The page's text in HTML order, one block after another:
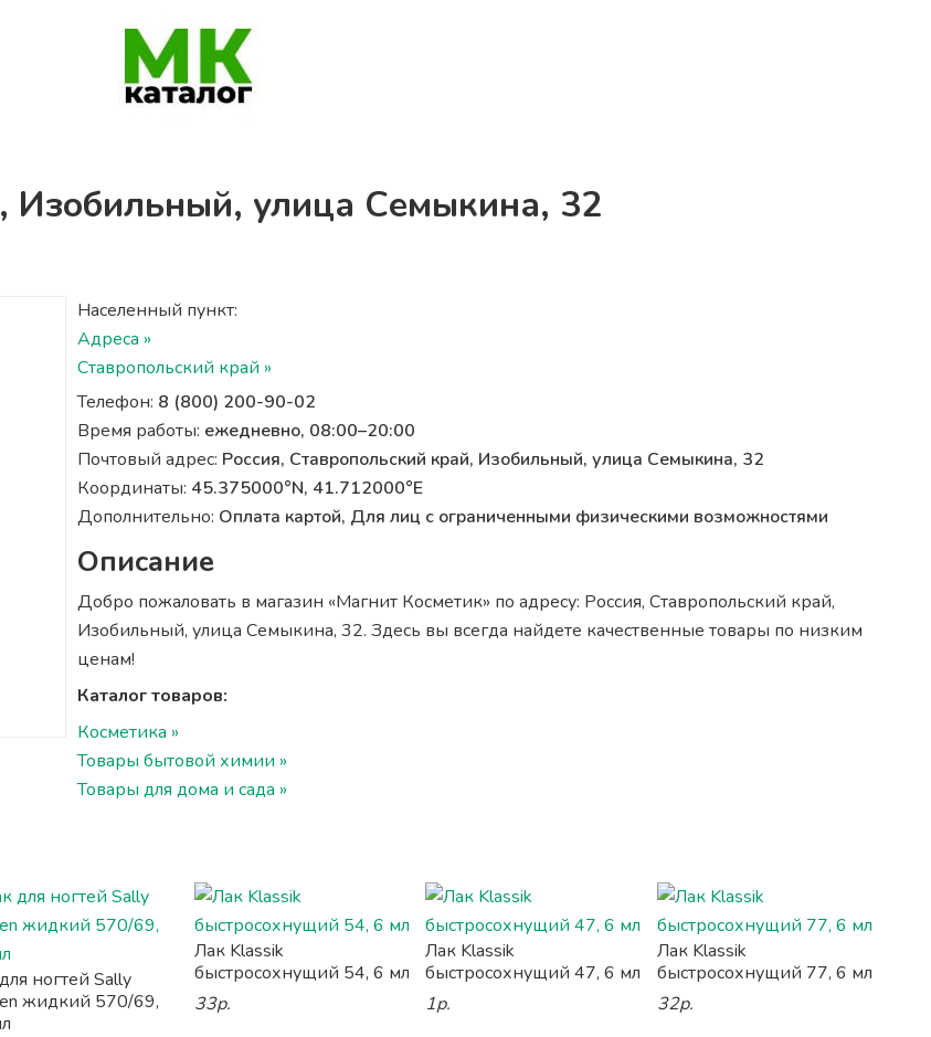
Изобильный, улица Семыкина, 32
Населенный пункт:
Адреса »
Ставропольский край »
Телефон: 8 (800) 200-90-02
Время работы: ежедневно, 08:00–20:00
Почтовый адрес: Россия, Ставропольский край, Изобильный, улица Семыкина, 32
Координаты: 45.375000°N, 41.712000°E
Дополнительно: Оплата картой, Для лиц с ограниченными физическими возможностями
Описание
Добро пожаловать в магазин «Магнит Косметик» по адресу: Россия, Ставропольский край,
Изобильный, улица Семыкина, 32. Здесь вы всегда найдете качественные товары по низким
ценам!
Каталог товаров:
Косметика »
Товары бытовой химии »
Товары для дома и сада »
ногтей Sally
жидкий 570/69,
Лак Klassik
быстросохнущий 54, 6 мл
33р.
Лак Klassik
быстросохнущий 47, 6 мл
1р.
Лак Klassik
быстросохнущий 77, 6 мл
32р.